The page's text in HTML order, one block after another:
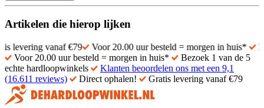
Artikelen die hierop lijken
vanaf €79 Voor 20.00 uur besteld = morgen in huis*
Bezoek
Voor 20.00 uur besteld = morgen in huis*
Bezoek 1 van de 5
echte hardloopwinkels
Klanten beoordelen ons met een 9,1
(16.611 reviews)
Direct ophalen! Gratis levering vanaf €79